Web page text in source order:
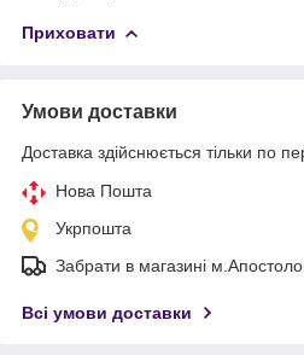
Приховати
Умови доставки
Доставка здійснюється тільки по
Нова Пошта
Укрпошта
Забрати в магазині
Всі умови доставки